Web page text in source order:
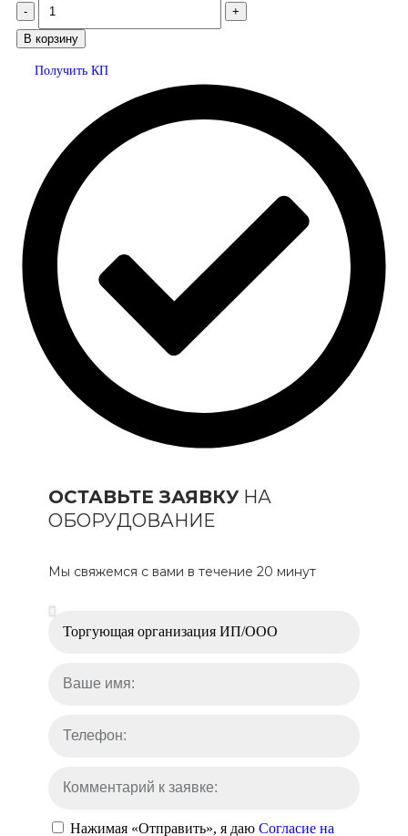
В корзину
Получить КП
ОСТАВЬТЕ ЗАЯВКУНА
ОБОРУДОВАНИЕ
Мы свяжемся с вами в течение 20 минут
Нажимая «Отправить», я даю Согласие на